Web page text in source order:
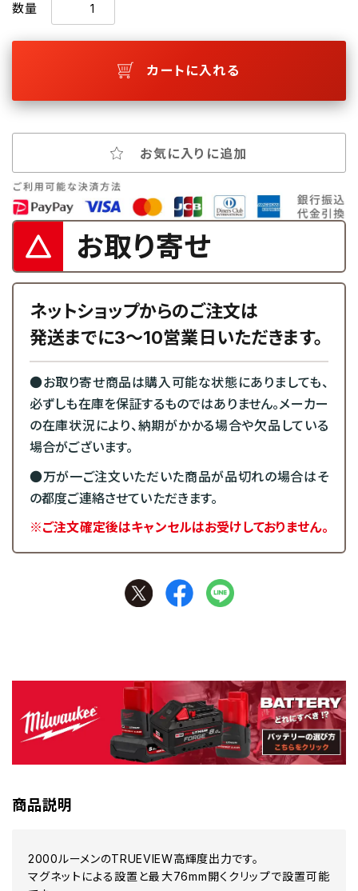
数量
カートに入れる
お気に入りに追加
お取り寄せ
ネットショップからのご注文は
発送までに3～10営業日いただきます。
●お取り寄せ商品は購入可能な状態にありましても、
必ずしも在庫を保証するものではありません。メーカー
の在庫状況により、納期がかかる場合や欠品している
場合がございます。
●万が一ご注文いただいた商品が品切れの場合はそ
の都度ご連絡させていただきます。
※ご注文確定後はキャンセルはお受けしておりません。
商品説明
2000ルーメンのTRUEVIEW高輝度出力です。
マグネットによる設置と最大76mm開くクリップで設置可能